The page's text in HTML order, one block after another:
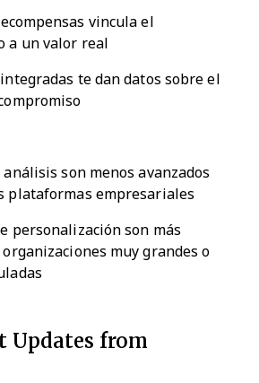
vincula el
a un valor real
te dan datos sobre el
análisis son menos avanzados
plataformas empresariales
personalización son más
muy grandes o
Updates from